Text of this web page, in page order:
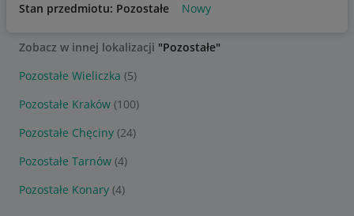
Stan przedmiotu: Pozostałe Nowy
Zobacz w innej lokalizacji "Pozostałe"
Pozostałe Wieliczka (5)
Pozostałe Kraków (100)
Pozostałe Chęciny (24)
Pozostałe Tarnów (4)
Pozostałe Konary (4)